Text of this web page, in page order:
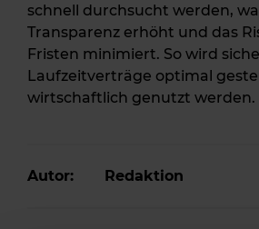
schnell durchsucht werden,
Transparenz erhöht und das
Fristen minimiert. So wird
Laufzeitverträge optimal
wirtschaftlich genutzt werden.
Autor: Redaktion